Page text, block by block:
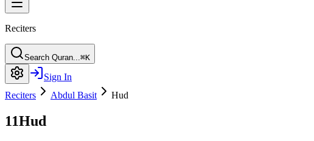
Reciters
Search Quran...⌘K
Sign In
Reciters
Abdul Basit Hud
11Hud